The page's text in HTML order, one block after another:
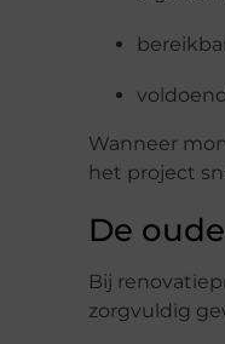
Wanneer
het project
De
Bij
zorgvuldig